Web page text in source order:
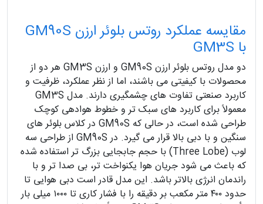
مقایسه عملکرد روتس بلوئر ارزن GM90S
با GM3S
دو مدل روتس بلوئر ارزن GM90S و ارزن GM3S هر دو از
محصولات با کیفیتی می باشند، اما از نظر عملکرد، ظرفیت و
کاربرد صنعتی تفاوت‌ های چشمگیری دارند. مدل GM3S
معمولاً برای کاربرد های سبک‌ تر و خطوط هوادهی کوچک
طراحی شده است، در حالی که GM90S در کلاس بلوئر های
سنگین و با دبی بالا قرار می‌ گیرد. در GM90S از طراحی سه‌
لوب (Three Lobe) با حجم جابجایی بزرگ‌ تر استفاده شده
که باعث می‌ شود جریان هوا یکنواخت‌ تر، بی‌ صدا‌ تر و با
راندمان انرژی بالاتر باشد. این مدل قادر است دبی هوایی تا
حدود ۴۰۰ متر مکعب بر دقیقه را با فشار کاری تا ۱۰۰۰ میلی‌ بار